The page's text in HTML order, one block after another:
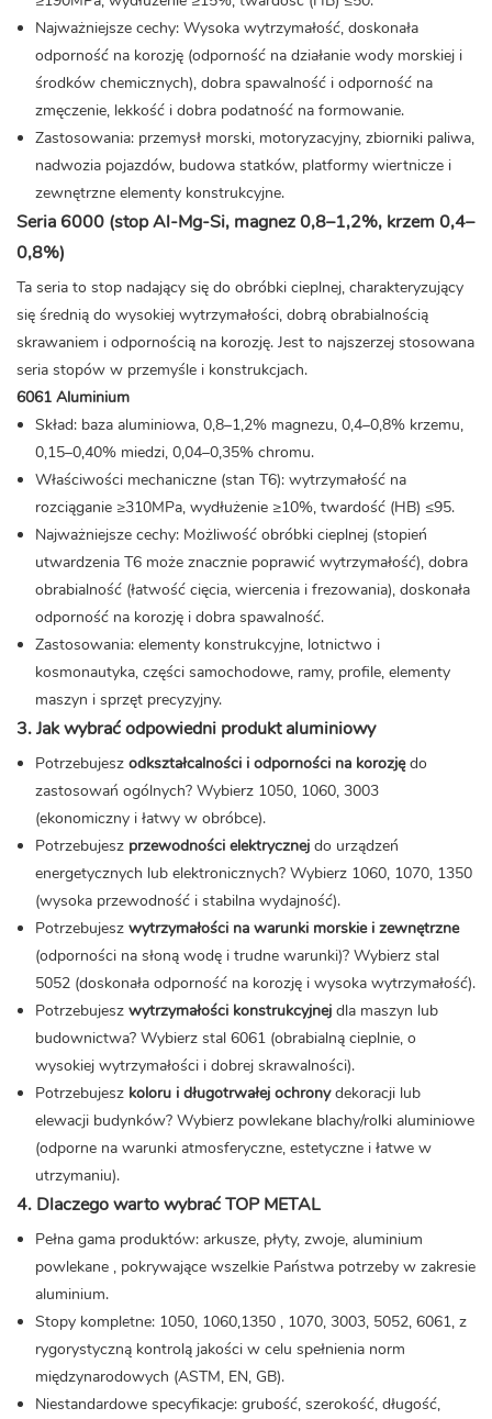
Najważniejsze cechy: Wysoka wytrzymałość, doskonała
odporność na korozję (odporność na działanie wody morskiej i
środków chemicznych), dobra spawalność i odporność na
zmęczenie, lekkość i dobra podatność na formowanie.
Zastosowania: przemysł morski, motoryzacyjny, zbiorniki paliwa,
nadwozia pojazdów, budowa statków, platformy wiertnicze i
zewnętrzne elementy konstrukcyjne.
Seria 6000 (stop Al-Mg-Si, magnez 0,8–1,2%, krzem 0,4–
0,8%)
Ta seria to stop nadający się do obróbki cieplnej, charakteryzujący
się średnią do wysokiej wytrzymałości, dobrą obrabialnością
skrawaniem i odpornością na korozję. Jest to najszerzej stosowana
seria stopów w przemyśle i konstrukcjach.
6061 Aluminium
Skład: baza aluminiowa, 0,8–1,2% magnezu, 0,4–0,8% krzemu,
0,15–0,40% miedzi, 0,04–0,35% chromu.
Właściwości mechaniczne (stan T6): wytrzymałość na
rozciąganie ≥310MPa, wydłużenie ≥10%, twardość (HB) ≤95.
Najważniejsze cechy: Możliwość obróbki cieplnej (stopień
utwardzenia T6 może znacznie poprawić wytrzymałość), dobra
obrabialność (łatwość cięcia, wiercenia i frezowania), doskonała
odporność na korozję i dobra spawalność.
Zastosowania: elementy konstrukcyjne, lotnictwo i
kosmonautyka, części samochodowe, ramy, profile, elementy
maszyn i sprzęt precyzyjny.
3. Jak wybrać odpowiedni produkt aluminiowy
Potrzebujesz odkształcalności i odporności na korozjędo
zastosowań ogólnych? Wybierz 1050, 1060, 3003
(ekonomiczny i łatwy w obróbce).
Potrzebujesz przewodności elektrycznejdo urządzeń
energetycznych lub elektronicznych? Wybierz 1060, 1070, 1350
(wysoka przewodność i stabilna wydajność).
Potrzebujesz wytrzymałości na warunki morskie i zewnętrzne
(odporności na słoną wodę i trudne warunki)? Wybierz stal
5052 (doskonała odporność na korozję i wysoka wytrzymałość).
Potrzebujesz wytrzymałości konstrukcyjnejdla maszyn lub
budownictwa? Wybierz stal 6061 (obrabialną cieplnie, o
wysokiej wytrzymałości i dobrej skrawalności).
Potrzebujesz koloru i długotrwałej ochronydekoracji lub
elewacji budynków? Wybierz powlekane blachy/rolki aluminiowe
(odporne na warunki atmosferyczne, estetyczne i łatwe w
utrzymaniu).
4. Dlaczego warto wybrać TOP METAL
Pełna gama produktów: arkusze, płyty, zwoje, aluminium
powlekane, pokrywające wszelkie Państwa potrzeby w zakresie
aluminium.
Stopy kompletne: 1050, 1060,1350, 1070, 3003, 5052, 6061, z
rygorystyczną kontrolą jakości w celu spełnienia norm
międzynarodowych (ASTM, EN, GB).
Niestandardowe specyfikacje: grubość, szerokość, długość,